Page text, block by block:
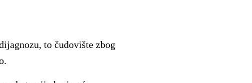
to čudovište zbog